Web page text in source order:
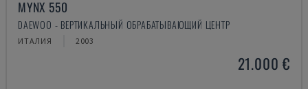
MYNX 550
DAEWOO - ВЕРТИКАЛЬНЫЙ ОБРАБАТЫВАЮЩИЙ ЦЕНТР
ИТАЛИЯ 2003
21.000 €